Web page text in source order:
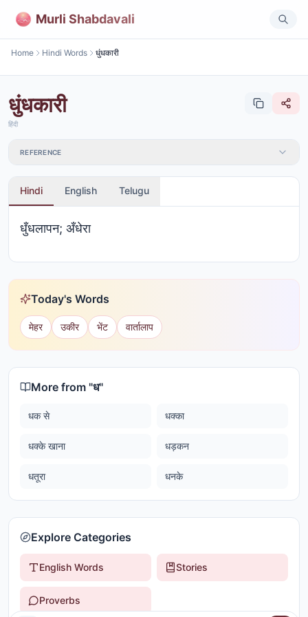
Murli Shabdavali
Home Hindi Words धुंधकारी
धुंधकारी
हिंदी
REFERENCE
Hindi English Telugu
धुँधलापन; अँधेरा
Today's Words
मेहर उकीर भेंट वार्तालाप
More from "ध"
धक से धक्का
धक्के खाना धड़कन
धतूरा धनके
Explore Categories
English Words Stories
Proverbs